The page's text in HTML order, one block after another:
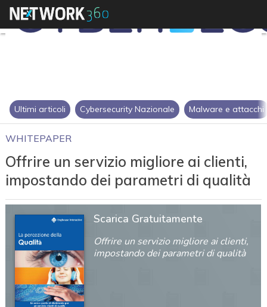
Ultimi articoli Cybersecurity Nazionale Malware e attacchi
WHITEPAPER
Offrire un servizio migliore ai clienti,
impostando dei parametri di qualità
Scarica Gratuitamente
Offrire un servizio migliore ai clienti,
impostando dei parametri di qualità